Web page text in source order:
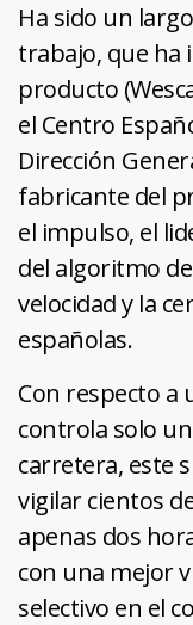
Ha sido un
trabajo, que ha
producto
el Centro
Dirección
fabricante del
el impulso, el
del algoritmo
velocidad y la
españolas.
Con respecto a
controla solo
carretera, este
vigilar cientos
apenas dos
con una mejor
selectivo en el